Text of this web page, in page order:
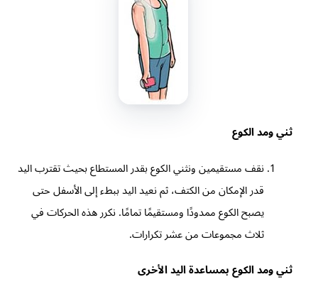
ثني ومد الكوع
نقف مستقيمين ونثني الكوع بقدر المستطاع بحيث تقترب اليد
قدر الإمكان من الكتف، ثم نعيد اليد ببطء إلى الأسفل حتى
يصبح الكوع ممدودًا ومستقيمًا تمامًا. نكرر هذه الحركات في
ثلاث مجموعات من عشر تكرارات.
ثني ومد الكوع بمساعدة اليد الأخرى